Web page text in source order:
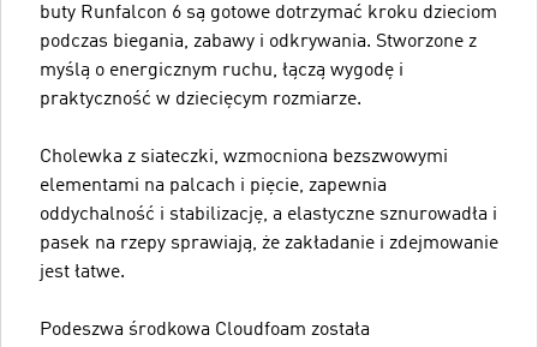
buty Runfalcon 6 są gotowe dotrzymać kroku dzieciom
podczas biegania, zabawy i odkrywania. Stworzone z
myślą o energicznym ruchu, łączą wygodę i
praktyczność w dziecięcym rozmiarze.
Cholewka z siateczki, wzmocniona bezszwowymi
elementami na palcach i pięcie, zapewnia
oddychalność i stabilizację, a elastyczne sznurowadła i
pasek na rzepy sprawiają, że zakładanie i zdejmowanie
jest łatwe.
Podeszwa środkowa Cloudfoam została